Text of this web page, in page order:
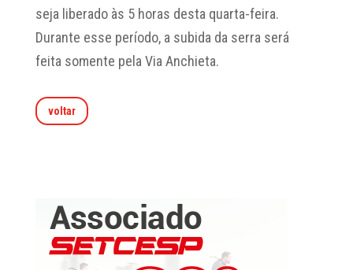
seja liberado às 5 horas desta quarta-feira.
Durante esse período, a subida da serra será
feita somente pela Via Anchieta.
voltar